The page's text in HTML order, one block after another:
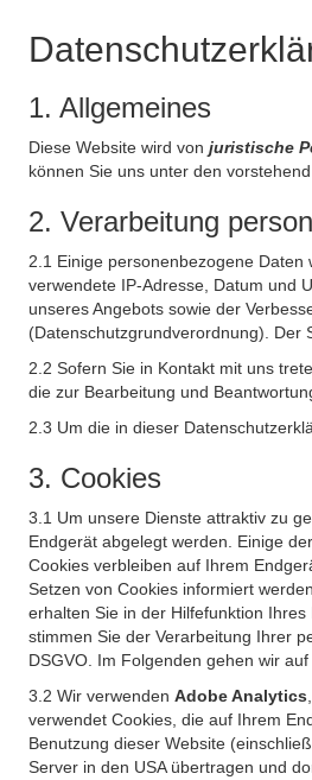
1. Allgemeines
Diese Website wird von juristische
können Sie uns unter den
2. Verarbeitung
2.1 Einige personenbezogene
verwendete IP-Adresse, Datum und
unseres Angebots sowie der
(Datenschutzgrundverordnung). Der
2.2 Sofern Sie in Kontakt mit uns
die zur Bearbeitung und
2.3 Um die in dieser
3. Cookies
3.1 Um unsere Dienste attraktiv zu
Endgerät abgelegt werden. Einige
Cookies verbleiben auf Ihrem
Setzen von Cookies informiert
erhalten Sie in der Hilfefunktion
stimmen Sie der Verarbeitung Ihrer
DSGVO. Im Folgenden gehen wir auf
3.2 Wir verwenden Adobe Analytics
verwendet Cookies, die auf Ihrem
Benutzung dieser Website
Server in den USA übertragen und